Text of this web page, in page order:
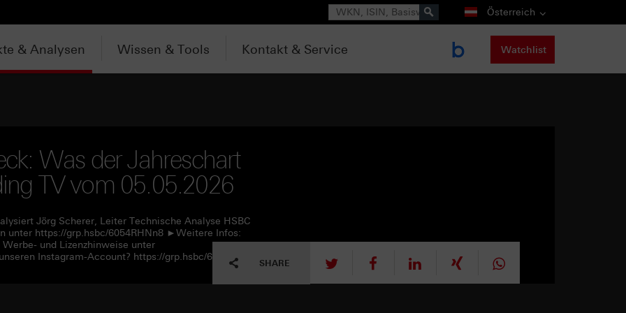
Suche Österreich
& Analysen Wissen & Tools Kontakt & Service Watchlist
Was der Jahreschart
TV vom 05.05.2026
Jörg Scherer, Leiter Technische Analyse HSBC
unter https://grp.hsbc/6054RHNn8 ►Weitere Infos:
und Lizenzhinweise unter
Instagram-Account? https://grp.hsbc/6057RHNn1
SHARE tweet mitteilen